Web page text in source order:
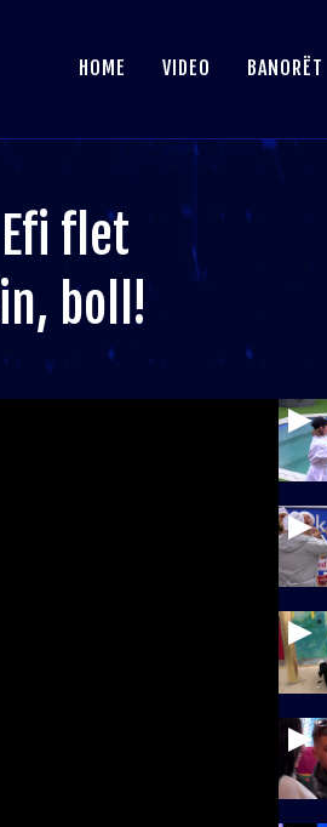
HOME VIDEO BANORËT
flet
boll!